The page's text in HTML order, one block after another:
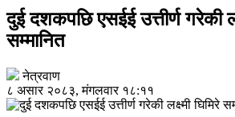
दुई दशकपछि एसईई उत्तीर्ण गरेकी
सम्मानित
नेत्रवाण
८ असार २०८३, मंगलवार १८:११